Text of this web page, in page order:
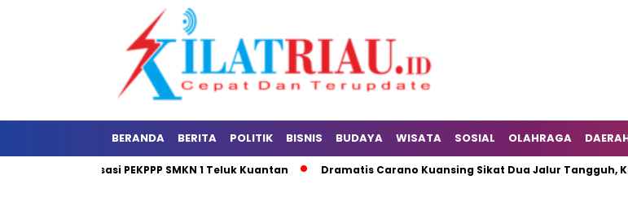
BERANDA BERITA POLITIK BISNIS BUDAYA WISATA SOSIAL OLAHRAGA
Sosialisasi PEKPPP SMKN 1 Teluk Kuantan Dramatis Carano Kuansing Sikat Dua Jalur Tangguh,